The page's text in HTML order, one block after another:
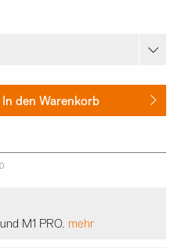
In den Warenkorb
M1 PRO. mehr